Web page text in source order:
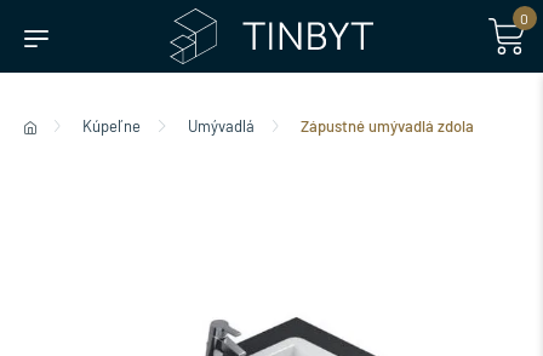
0
Kúpeľne Umývadlá Zápustné umývadlá zdola